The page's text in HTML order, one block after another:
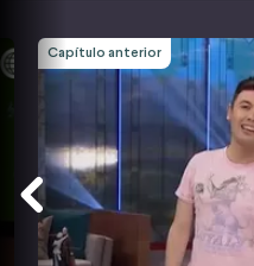
Capítulo anterior